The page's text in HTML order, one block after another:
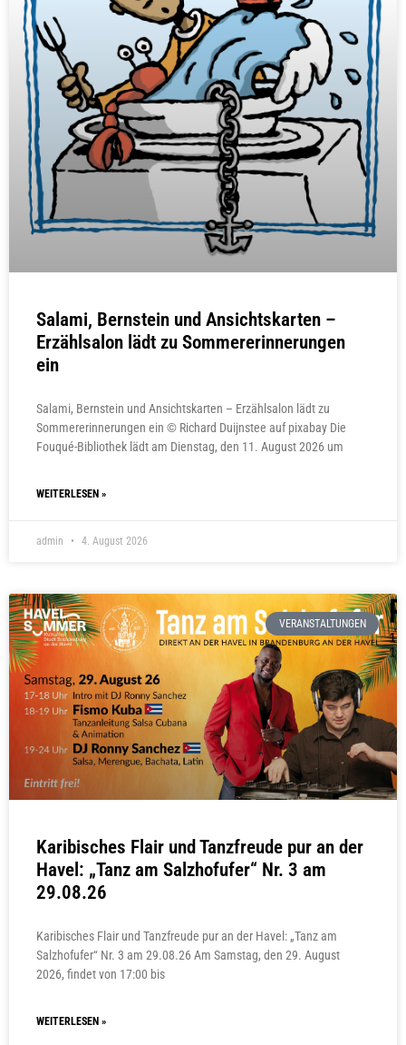
Salami, Bernstein und Ansichtskarten –
Erzählsalon lädt zu Sommererinnerungen
ein
Salami, Bernstein und Ansichtskarten – Erzählsalon lädt zu
Sommererinnerungen ein © Richard Duijnstee auf pixabay Die
Fouqué-Bibliothek lädt am Dienstag, den 11. August 2026 um
WEITERLESEN »
admin 4. August 2026
VERANSTALTUNGEN
Karibisches Flair und Tanzfreude pur an der
Havel: „Tanz am Salzhofufer“ Nr. 3 am
29.08.26
Karibisches Flair und Tanzfreude pur an der Havel: „Tanz am
Salzhofufer“ Nr. 3 am 29.08.26 Am Samstag, den 29. August
2026, findet von 17:00 bis
WEITERLESEN »